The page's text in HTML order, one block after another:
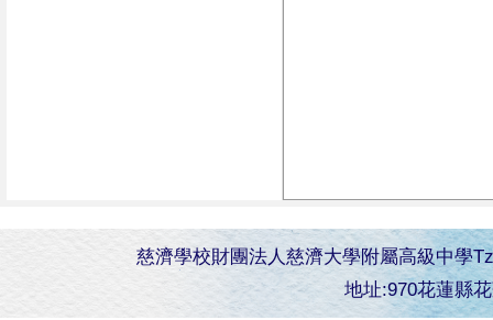
慈濟學校財團法人慈濟大學附屬高級中學
地址:970花蓮縣